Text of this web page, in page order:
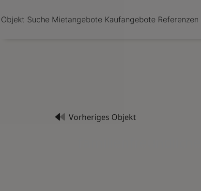
Objekt Suche Mietangebote Kaufangebote Referenzen
Vorheriges Objekt